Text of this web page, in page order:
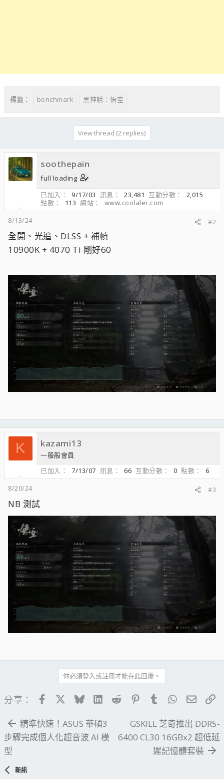
標籤： benchmark 黑神話：悟空
View thread (2 replies)
soothepain
full loading
已加入
9/17/03 訊息 23,481 互動分數
2,015
點數
113 網站
www.coolaler.com
8/13/24
#2
全開、光追、DLSS + 補幀
10900K + 4070 Ti 剛好60
K kazami13
一般般會員
已加入
7/13/07 訊息 66 互動分數 0 點數
6
8/20/24
#3
NB 測試
你必須登入或註冊才能在此回覆。
分享： FacebookBlueskyLinkedIn
Reddit PinterestTumblrWhatsApp
電子
精準快速！ASUS 華碩3
步驟完成個人化超音波 AI 模
型
GSKILL 芝奇推出 DDR5-
6400 CL30 16GBx2 超低延
遲記憶體套裝
新訊